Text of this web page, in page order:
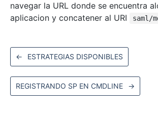
navegar la URL donde se encuentra
aplicacion y concatener al URI
saml/
← ESTRATEGIAS DISPONIBLES
REGISTRANDO SP EN CMDLINE →